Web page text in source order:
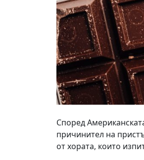
Според
причинител на
от хората, които